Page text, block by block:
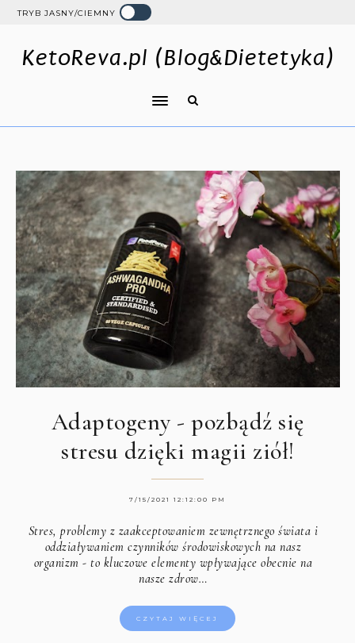
TRYB JASNY/CIEMNY
KetoReva.pl (Blog&Dietetyka)
Adaptogeny - pozbądź się
stresu dzięki magii ziół!
7/15/2021 12:12:00 PM
Stres, problemy z zaakceptowaniem zewnętrznego świata i
oddziaływaniem czynników środowiskowych na nasz
organizm - to kluczowe elementy wpływające obecnie na
nasze zdrow…
CZYTAJ WIĘCEJ